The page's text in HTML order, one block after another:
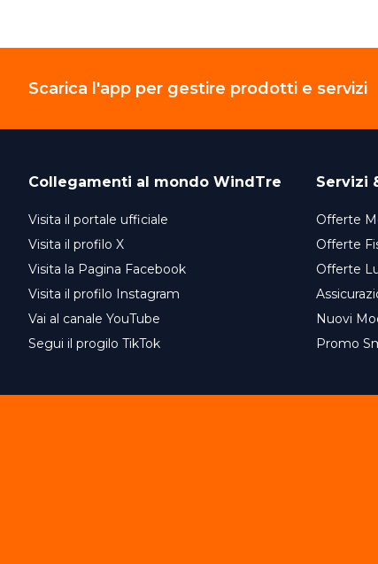
Scarica l'app per gestire prodotti e servizi
Collegamenti al mondo WindTre
Visita il portale ufficiale
Visita il profilo X
Visita la Pagina Facebook
Visita il profilo Instagram
Vai al canale YouTube
Segui il progilo TikTok
Servizi
Offerte
Offerte
Offerte
Nuovi
Promo